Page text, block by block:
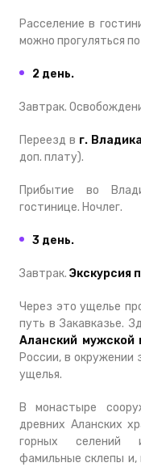
Расселение в
можно прогуляться
2 день.
Завтрак.
Переезд в г.
доп. плату).
Прибытие во
гостинице. Ночлег.
3 день.
Завтрак. Экскурсия
Через это ущелье
путь в Закавказье.
Аланский мужской
России, в окружении
ущелья.
В монастыре
древних Аланских
горных селений
фамильные склепы